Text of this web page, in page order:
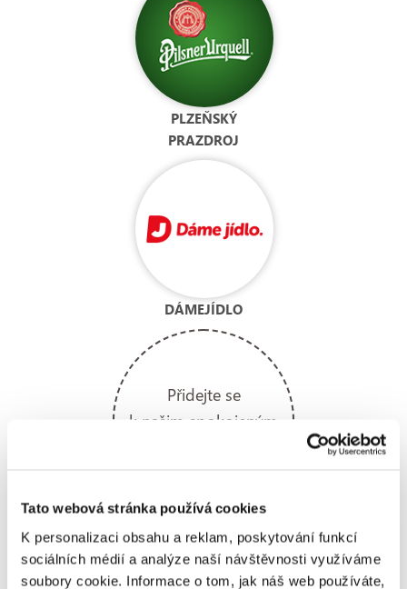
Tato webová stránka používá cookies
K personalizaci obsahu a reklam, poskytování funkcí
sociálních médií a analýze naší návštěvnosti využíváme
soubory cookie. Informace o tom, jak náš web používáte,
PLZEŇSKÝ
PRAZDROJ
DÁMEJÍDLO
Přidejte se
k našim spokojeným